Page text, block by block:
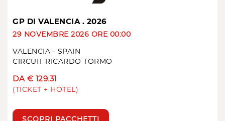
GP DI VALENCIA . 2026
29 NOVEMBRE 2026 ORE 00:00
VALENCIA - SPAIN
CIRCUIT RICARDO TORMO
DA € 129.31
(TICKET + HOTEL)
SCOPRI PACCHETTI